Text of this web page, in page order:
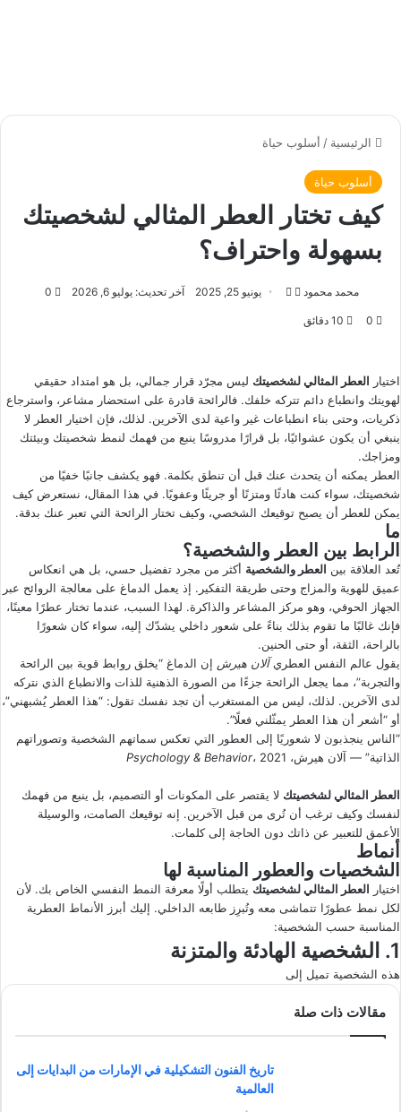
الرئيسية / أسلوب حياة
أسلوب حياة
كيف تختار العطر المثالي لشخصيتك
بسهولة واحتراف؟
محمد محمود
ت
ع
ل
ى
X
ب
ر
ي
د
ل
ت
ر
و
ن
يونيو 25, 2025 آخر تحديث: يوليو 6, 2026 0
0
اختيار العطر المثالي لشخصيتك ليس مجرّد قرار جمالي، بل هو امتداد حقيقي
لهويتك وانطباع دائم تتركه خلفك. فالرائحة قادرة على استحضار مشاعر، واسترجاع
ذكريات، وحتى بناء انطباعات غير واعية لدى الآخرين. لذلك، فإن اختيار العطر لا
ينبغي أن يكون عشوائيًا، بل قرارًا مدروسًا ينبع من فهمك لنمط شخصيتك وبيئتك
ومزاجك.
العطر يمكنه أن يتحدث عنك قبل أن تنطق بكلمة. فهو يكشف جانبًا خفيًا من
شخصيتك، سواء كنت هادئًا ومتزنًا أو جريئًا وعفويًا. في هذا المقال، نستعرض كيف
يمكن للعطر أن يصبح توقيعك الشخصي، وكيف تختار الرائحة التي تعبر عنك بدقة.
ما
الرابط بين العطر والشخصية؟
تُعد العلاقة بين العطر والشخصية أكثر من مجرد تفضيل حسي، بل هي انعكاس
عميق للهوية والمزاج وحتى طريقة التفكير. إذ يعمل الدماغ على معالجة الروائح عبر
الجهاز الحوفي، وهو مركز المشاعر والذاكرة. لهذا السبب، عندما تختار عطرًا معينًا،
فإنك غالبًا ما تقوم بذلك بناءً على شعور داخلي يشدّك إليه، سواء كان شعورًا
بالراحة، الثقة، أو حتى الحنين.
يقول عالم النفس العطريآلان هيرش إن الدماغ “يخلق روابط قوية بين الرائحة
والتجربة”، مما يجعل الرائحة جزءًا من الصورة الذهنية للذات والانطباع الذي نتركه
لدى الآخرين. لذلك، ليس من المستغرب أن تجد نفسك تقول: “هذا العطر يُشبهني”،
أو “أشعر أن هذا العطر يمثّلني فعلًا”.
“الناس ينجذبون لا شعوريًا إلى العطور التي تعكس سماتهم الشخصية وتصوراتهم
الذاتية” — آلان هيرش،
Psychology & Behavior، 2021
العطر المثالي لشخصيتك لا يقتصر على المكونات أو التصميم، بل ينبع من فهمك
لنفسك وكيف ترغب أن تُرى من قبل الآخرين. إنه توقيعك الصامت، والوسيلة
الأعمق للتعبير عن ذاتك دون الحاجة إلى كلمات.
أنماط
الشخصيات والعطور المناسبة لها
اختيار العطر المثالي لشخصيتك يتطلب أولًا معرفة النمط النفسي الخاص بك. لأن
لكل نمط عطورًا تتماشى معه وتُبرِز طابعه الداخلي. إليك أبرز الأنماط العطرية
المناسبة حسب الشخصية:
1. الشخصية الهادئة والمتزنة
هذه الشخصية تميل إلى
مقالات ذات صلة
تاريخ الفنون التشكيلية في الإمارات من البدايات إلى
العالمية